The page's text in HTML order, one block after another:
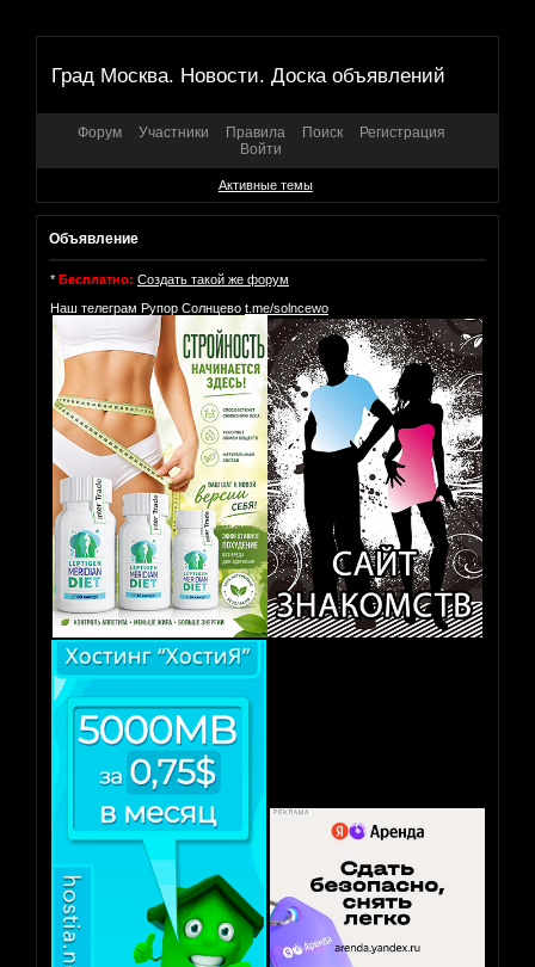
Град Москва. Новости. Доска объявлений
Форум Участники Правила Поиск
Регистрация
Войти
Активные темы
Объявление
* Бесплатно: Создать такой же форум
Наш телеграм Рупор Солнцево t.me/solncewo